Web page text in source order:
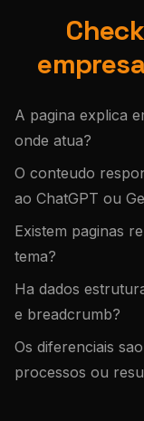
A pagina explica
onde atua?
O conteudo
ao ChatGPT ou
Existem paginas
tema?
Ha dados
e breadcrumb?
Os diferenciais
processos ou